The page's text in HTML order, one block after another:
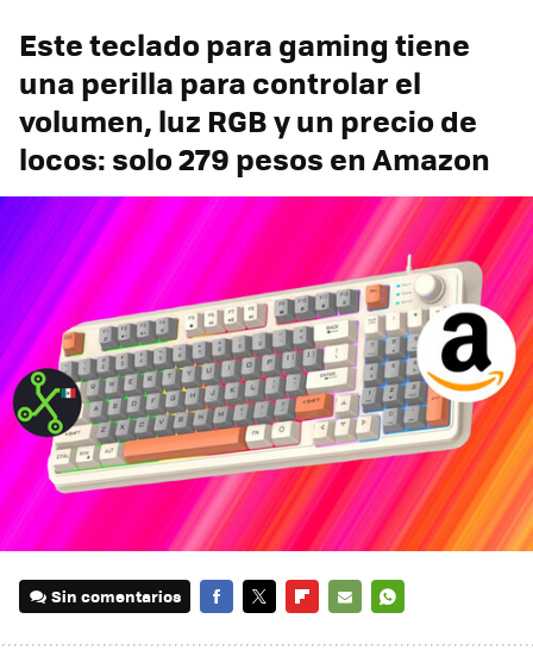
Este teclado para gaming tiene
una perilla para controlar el
volumen, luz RGB y un precio de
locos: solo 279 pesos en Amazon
Sin comentarios